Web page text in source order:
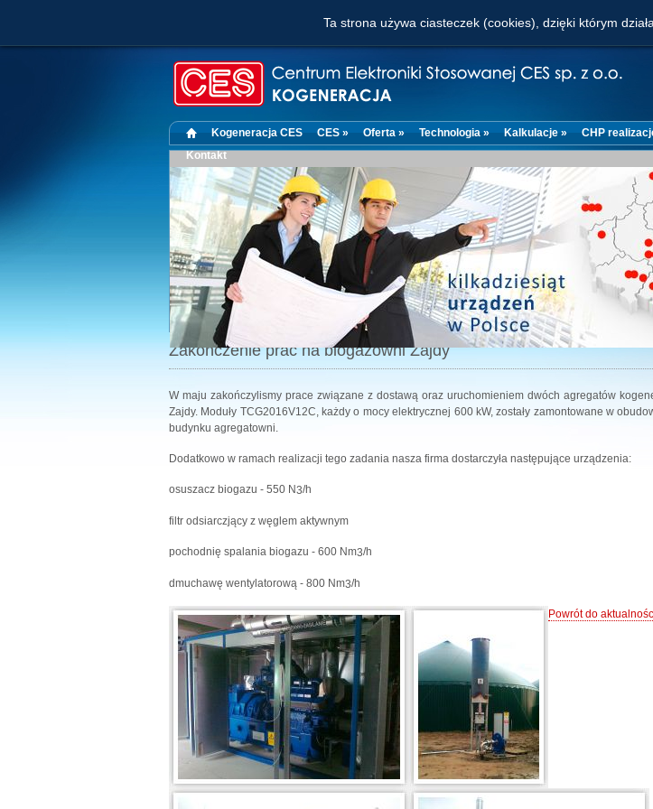
Kogeneracja CES CES » Oferta » Technologia » Kalkulacje » CHP
Kontakt
Zakończenie prac na biogazowni Zajdy
W maju zakończylismy prace związane z dostawą oraz uruchomieniem dwóch agregatów
Zajdy. Moduły TCG2016V12C, każdy o mocy elektrycznej 600 kW, zostały zamontowane w
budynku agregatowni.
Dodatkowo w ramach realizacji tego zadania nasza firma dostarczyła następujące urządzenia:
osuszacz biogazu - 550 N3/h
filtr odsiarczjący z węglem aktywnym
pochodnię spalania biogazu - 600 Nm3/h
dmuchawę wentylatorową - 800 Nm3/h
Powrót do
Ta strona używa ciasteczek (cookies), dzięki którym